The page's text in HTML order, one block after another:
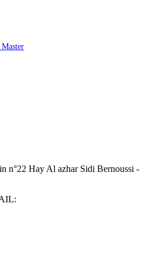
n°22 Hay Al azhar Sidi Bernoussi -